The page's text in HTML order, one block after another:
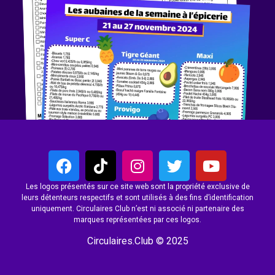
Les logos présentés sur ce site web sont la propriété exclusive de
leurs détenteurs respectifs et sont utilisés à des fins d’identification
uniquement. Circulaires Club n’est ni associé ni partenaire des
marques représentées par ces logos.
Circulaires.Club © 2025